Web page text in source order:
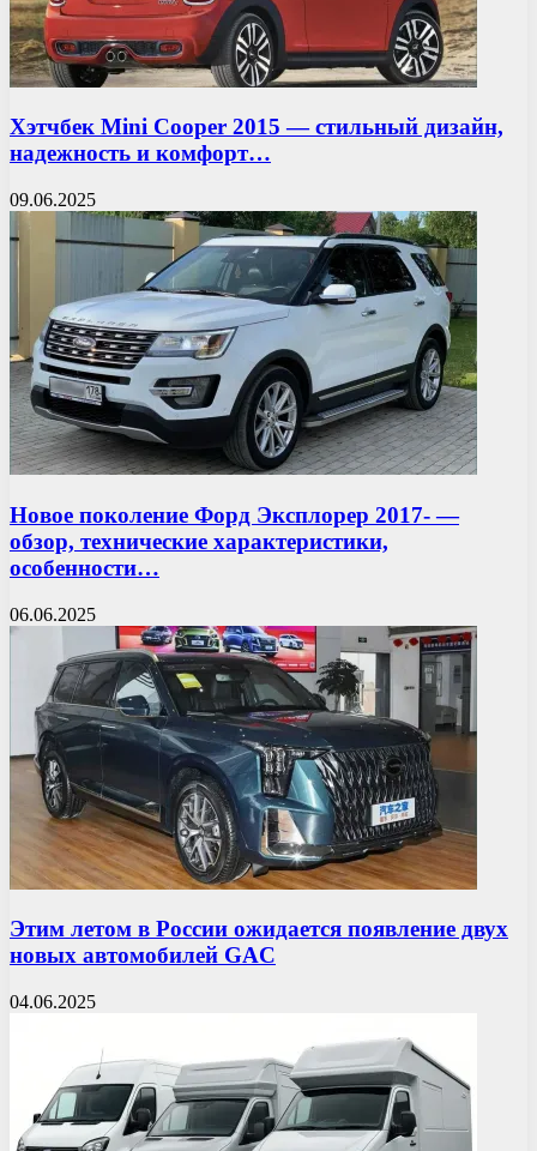
Хэтчбек Mini Cooper 2015 — стильный дизайн,
надежность и комфорт…
09.06.2025
Новое поколение Форд Эксплорер 2017- —
обзор, технические характеристики,
особенности…
06.06.2025
Этим летом в России ожидается появление двух
новых автомобилей GAC
04.06.2025